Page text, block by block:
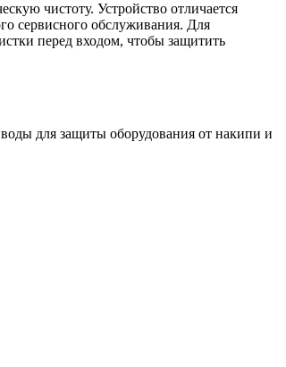
чистоту. Устройство отличается
сервисного обслуживания. Для
перед входом, чтобы защитить
для защиты оборудования от накипи и